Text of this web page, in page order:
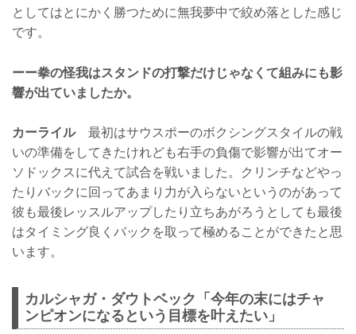
としてはとにかく勝つために無我夢中で絞め落とした感じ
です。
ーー拳の怪我はスタンドの打撃だけじゃなくて組みにも影
響が出ていましたか。
カーライル最初はサウスポーのボクシングスタイルの戦
いの準備をしてきたけれども右手の負傷で影響が出てオー
ソドックスに代えて試合を戦いました。クリンチなどやっ
たりバックに回ってあまり力が入らないというのがあって
彼も最後レッスルアップしたり立ちあがろうとしても最後
はタイミング良くバックを取って極めることができたと思
います。
カルシャガ・ダウトベック「今年の末にはチャ
ンピオンになるという目標を叶えたい」